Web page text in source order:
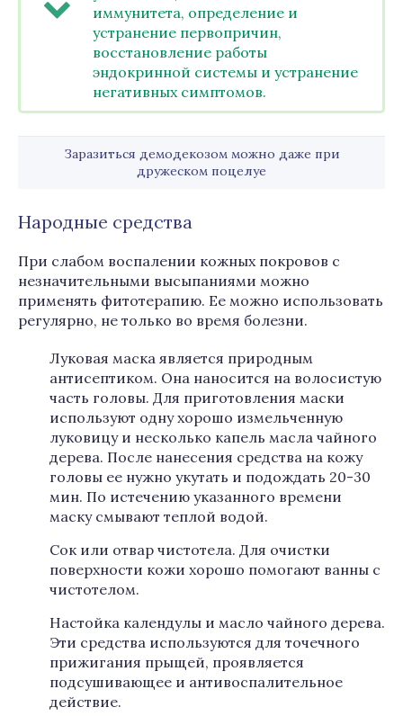
иммунитета, определение и
устранение первопричин,
восстановление работы
эндокринной системы и устранение
негативных симптомов.
Заразиться демодекозом можно даже при
дружеском поцелуе
Народные средства
При слабом воспалении кожных покровов с
незначительными высыпаниями можно
применять фитотерапию. Ее можно использовать
регулярно, не только во время болезни.
Луковая маска является природным
антисептиком. Она наносится на волосистую
часть головы. Для приготовления маски
используют одну хорошо измельченную
луковицу и несколько капель масла чайного
дерева. После нанесения средства на кожу
головы ее нужно укутать и подождать 20-30
мин. По истечению указанного времени
маску смывают теплой водой.
Сок или отвар чистотела. Для очистки
поверхности кожи хорошо помогают ванны с
чистотелом.
Настойка календулы и масло чайного дерева.
Эти средства используются для точечного
прижигания прыщей, проявляется
подсушивающее и антивоспалительное
действие.